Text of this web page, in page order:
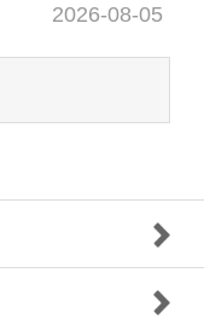
2026-08-05